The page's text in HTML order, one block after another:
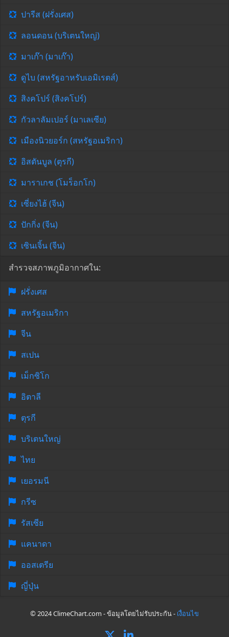
ปารีส (ฝรั่งเศส)
ลอนดอน (บริเตนใหญ่)
มาเก๊า (มาเก๊า)
ดูไบ (สหรัฐอาหรับเอมิเรตส์)
สิงคโปร์ (สิงคโปร์)
กัวลาลัมเปอร์ (มาเลเซีย)
เมืองนิวยอร์ก (สหรัฐอเมริกา)
อิสตันบูล (ตุรกี)
มาราเกช (โมร็อกโก)
เซี่ยงไฮ้ (จีน)
ปักกิ่ง (จีน)
เซินเจิ้น (จีน)
สำรวจสภาพภูมิอากาศใน:
ฝรั่งเศส
สหรัฐอเมริกา
จีน
สเปน
เม็กซิโก
อิตาลี
ตุรกี
บริเตนใหญ่
ไทย
เยอรมนี
กรีซ
รัสเซีย
แคนาดา
ออสเตรีย
ญี่ปุ่น
© 2024 ClimeChart.com - ข้อมูลโดยไม่รับประกัน - เงื่อนไข